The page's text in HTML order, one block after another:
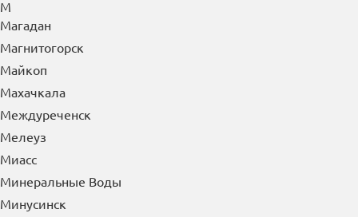
М
Магадан
Магнитогорск
Майкоп
Махачкала
Междуреченск
Мелеуз
Миасс
Минеральные Воды
Минусинск